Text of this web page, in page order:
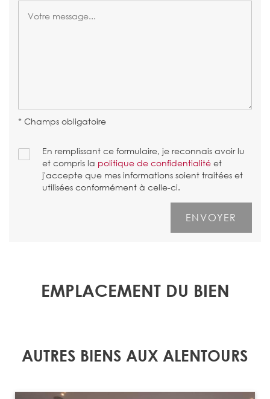
* Champs obligatoire
En remplissant ce formulaire, je reconnais avoir lu
et compris la politique de confidentialité et
j'accepte que mes informations soient traitées et
utilisées conformément à celle-ci.
EMPLACEMENT DU BIEN
AUTRES BIENS AUX ALENTOURS